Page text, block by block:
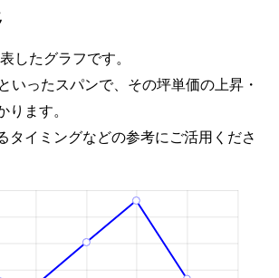
したグラフです。
いったスパンで、その坪単価の上昇・
ます。
タイミングなどの参考にご活用くださ